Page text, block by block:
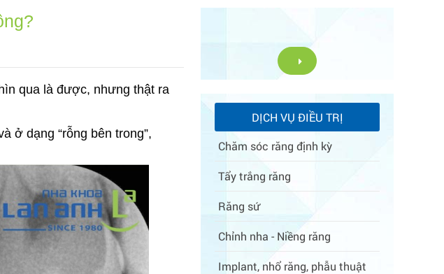
qua là được, nhưng thật ra
ở dạng “rỗng bên trong”,
DỊCH VỤ ĐIỀU TRỊ
Chăm sóc răng định kỳ
Tẩy trắng răng
Răng sứ
Chỉnh nha - Niềng răng
Implant, nhổ răng, phẫu thuật